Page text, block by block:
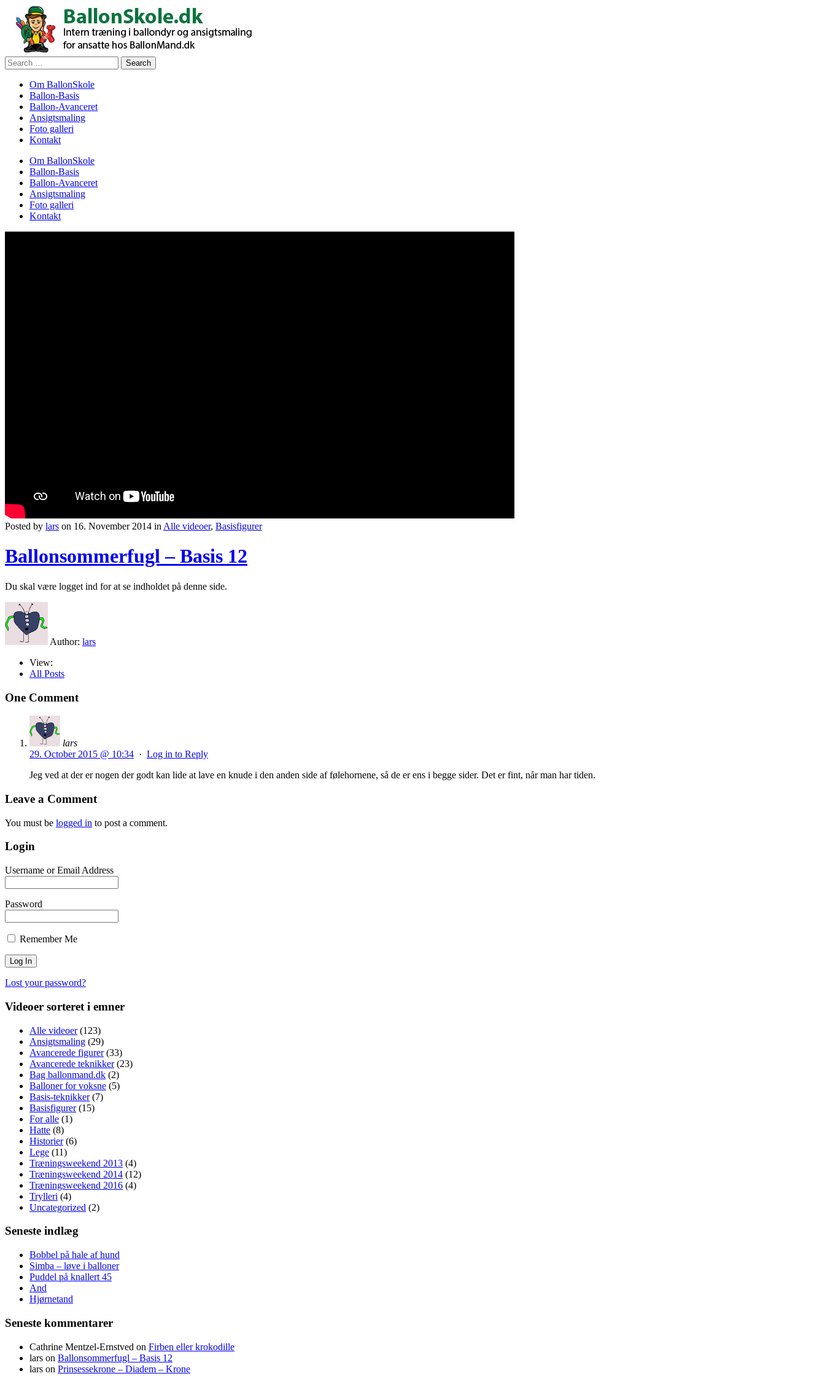
Search
for:
Om BallonSkole
Ballon-Basis
Ballon-Avanceret
Ansigtsmaling
Foto galleri
Kontakt
Om BallonSkole
Ballon-Basis
Ballon-Avanceret
Ansigtsmaling
Foto galleri
Kontakt
Posted by lars on 16. November 2014 in Alle videoer, Basisfigurer
Ballonsommerfugl – Basis 12
Du skal være logget ind for at se indholdet på denne side.
Author: lars
View:
All Posts
One Comment
lars
29. October 2015 @ 10:34 · Log in to Reply
Jeg ved at der er nogen der godt kan lide at lave en knude i den anden side af følehornene, så de er ens i begge sider. Det er fint, når man har tiden.
Leave a Comment
You must be logged in to post a comment.
Login
Username or Email Address
Password
Remember Me
Lost your password?
Videoer sorteret i emner
Alle videoer(123)
Ansigtsmaling (29)
Avancerede figurer(33)
Avancerede teknikker(23)
Bag ballonmand.dk (2)
Balloner for voksne (5)
Basis-teknikker(7)
Basisfigurer(15)
For alle (1)
Hatte (8)
Historier(6)
Lege (11)
Træningsweekend 2013 (4)
Træningsweekend 2014 (12)
Træningsweekend 2016 (4)
Trylleri (4)
Uncategorized (2)
Seneste indlæg
Bobbel på hale af hund
Simba – løve i balloner
Puddel på knallert 45
And
Hjørnetand
Seneste kommentarer
Cathrine Mentzel-Ernstved on Firben eller krokodille
lars on Ballonsommerfugl – Basis 12
lars on Prinsessekrone – Diadem – Krone